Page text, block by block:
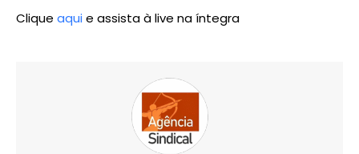
Clique aquie assista à live na íntegra